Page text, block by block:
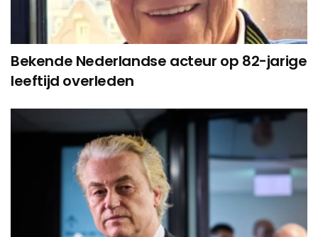
Bekende Nederlandse acteur op 82-jarige
leeftijd overleden